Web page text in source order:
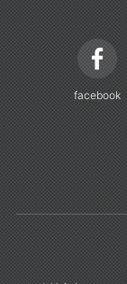
facebook